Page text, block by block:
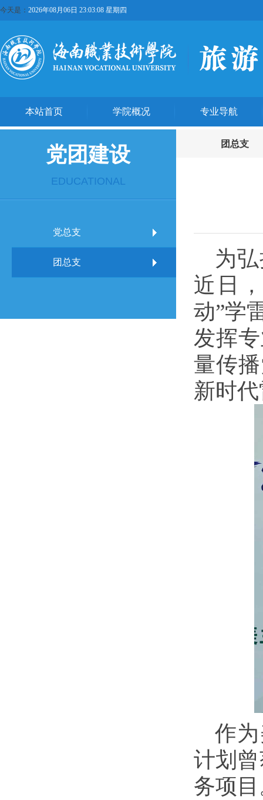
今天是： 2026年08月06日 23:03:09 星期四
本站首页 学院概况 专业导航
党团建设
EDUCATIONAL
党总支
团总支
团总支
为
近日
动”学
发挥
量传
新时
作
计划
务项